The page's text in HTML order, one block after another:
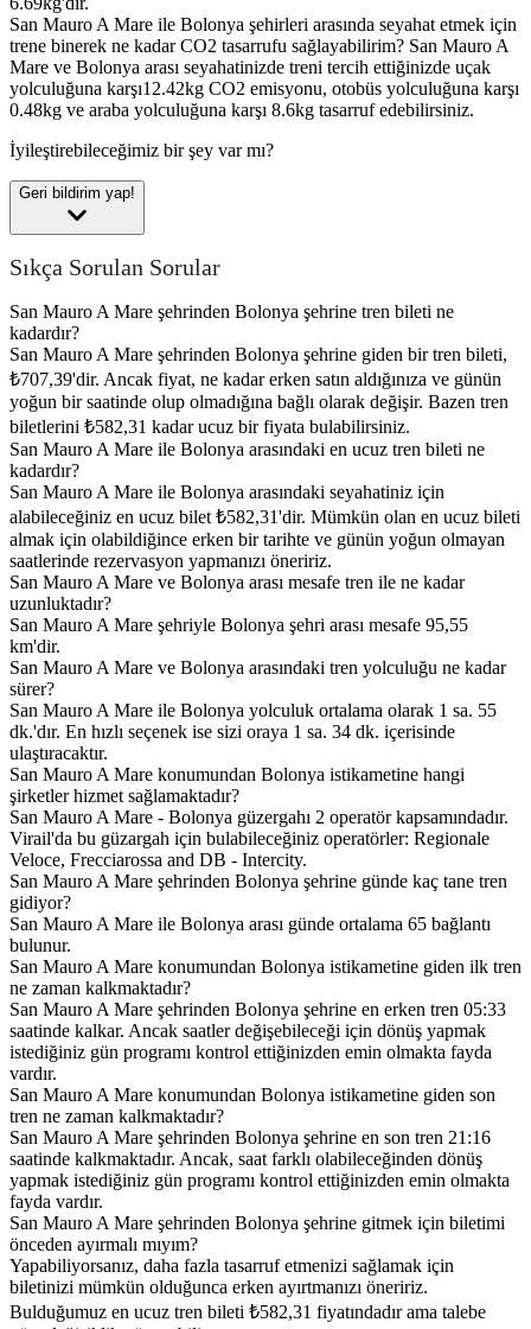
San Mauro A Mare ile Bolonya şehirleri arasında seyahat etmek için
trene binerek ne kadar CO2 tasarrufu sağlayabilirim? San Mauro A
Mare ve Bolonya arası seyahatinizde treni tercih ettiğinizde uçak
yolculuğuna karşı12.42kg CO2 emisyonu, otobüs yolculuğuna karşı
0.48kg ve araba yolculuğuna karşı 8.6kg tasarruf edebilirsiniz.
İyileştirebileceğimiz bir şey var mı?
Geri bildirim yap!
Sıkça Sorulan Sorular
San Mauro A Mare şehrinden Bolonya şehrine tren bileti ne
kadardır?
San Mauro A Mare şehrinden Bolonya şehrine giden bir tren bileti,
₺707,39'dir. Ancak fiyat, ne kadar erken satın aldığınıza ve günün
yoğun bir saatinde olup olmadığına bağlı olarak değişir. Bazen tren
biletlerini ₺582,31 kadar ucuz bir fiyata bulabilirsiniz.
San Mauro A Mare ile Bolonya arasındaki en ucuz tren bileti ne
kadardır?
San Mauro A Mare ile Bolonya arasındaki seyahatiniz için
alabileceğiniz en ucuz bilet ₺582,31'dir. Mümkün olan en ucuz bileti
almak için olabildiğince erken bir tarihte ve günün yoğun olmayan
saatlerinde rezervasyon yapmanızı öneririz.
San Mauro A Mare ve Bolonya arası mesafe tren ile ne kadar
uzunluktadır?
San Mauro A Mare şehriyle Bolonya şehri arası mesafe 95,55
km'dir.
San Mauro A Mare ve Bolonya arasındaki tren yolculuğu ne kadar
sürer?
San Mauro A Mare ile Bolonya yolculuk ortalama olarak 1 sa. 55
dk.'dır. En hızlı seçenek ise sizi oraya 1 sa. 34 dk. içerisinde
ulaştıracaktır.
San Mauro A Mare konumundan Bolonya istikametine hangi
şirketler hizmet sağlamaktadır?
San Mauro A Mare - Bolonya güzergahı 2 operatör kapsamındadır.
Virail'da bu güzargah için bulabileceğiniz operatörler: Regionale
Veloce, Frecciarossa and DB - Intercity.
San Mauro A Mare şehrinden Bolonya şehrine günde kaç tane tren
gidiyor?
San Mauro A Mare ile Bolonya arası günde ortalama 65 bağlantı
bulunur.
San Mauro A Mare konumundan Bolonya istikametine giden ilk tren
ne zaman kalkmaktadır?
San Mauro A Mare şehrinden Bolonya şehrine en erken tren 05:33
saatinde kalkar. Ancak saatler değişebileceği için dönüş yapmak
istediğiniz gün programı kontrol ettiğinizden emin olmakta fayda
vardır.
San Mauro A Mare konumundan Bolonya istikametine giden son
tren ne zaman kalkmaktadır?
San Mauro A Mare şehrinden Bolonya şehrine en son tren 21:16
saatinde kalkmaktadır. Ancak, saat farklı olabileceğinden dönüş
yapmak istediğiniz gün programı kontrol ettiğinizden emin olmakta
fayda vardır.
San Mauro A Mare şehrinden Bolonya şehrine gitmek için biletimi
önceden ayırmalı mıyım?
Yapabiliyorsanız, daha fazla tasarruf etmenizi sağlamak için
biletinizi mümkün olduğunca erken ayırtmanızı öneririz.
Bulduğumuz en ucuz tren bileti ₺582,31 fiyatındadır ama talebe